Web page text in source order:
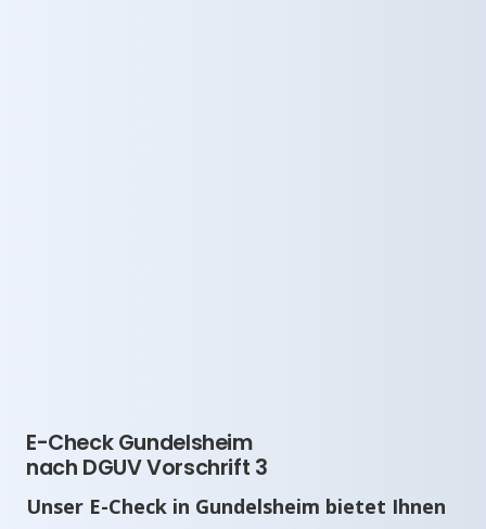
E-Check Gundelsheim
nach DGUV Vorschrift 3
Unser E-Check in Gundelsheim bietet Ihnen